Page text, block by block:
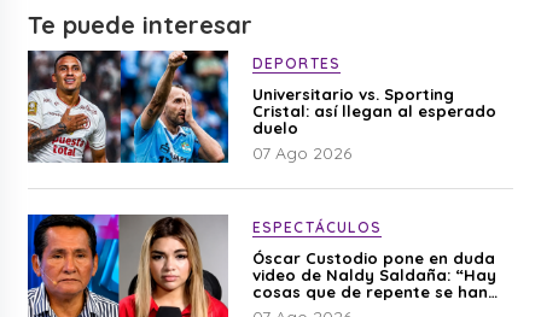
Te puede interesar
DEPORTES
Universitario vs. Sporting
Cristal: así llegan al esperado
duelo
07 Ago 2026
ESPECTÁCULOS
Óscar Custodio pone en duda
video de Naldy Saldaña: “Hay
cosas que de repente se han
editado”